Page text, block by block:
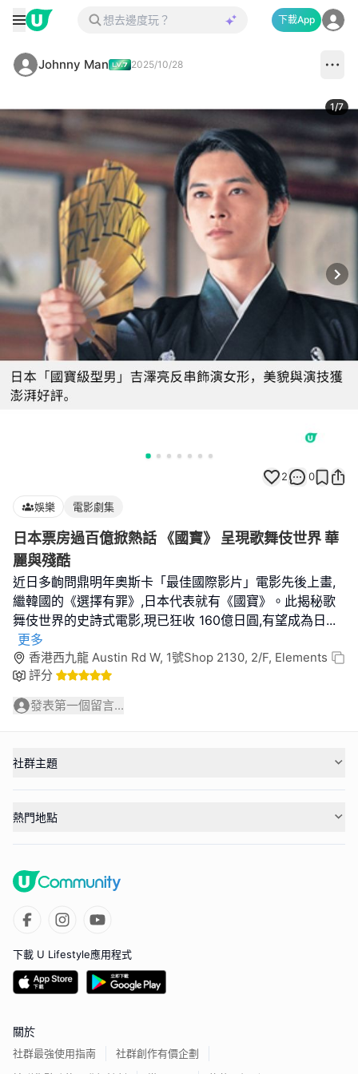
下載App
Johnny Man 2025/10/28
1/7
2 0
娛樂 電影劇集
日本票房過百億掀熱話 《國寶》 呈現歌舞伎世界 華
麗與殘酷
近日多齣問鼎明年奧斯卡「最佳國際影片」電影先後上畫,
繼韓國的《選擇有罪》,日本代表就有《國寶》。此揭秘歌
舞伎世界的史詩式電影,現已狂收 160億日圓,有望成為日 ...
更多
香港西九龍 Austin Rd W, 1號Shop 2130, 2/F, Elements
評分
發表第一個留言...
社群主題
熱門地點
下載 U Lifestyle應用程式
關於
社群最強使用指南
社群創作有價企劃